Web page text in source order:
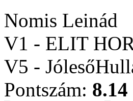
Nomis Leinád
V1 - ELIT
V5 -
Pontszám: 8.14